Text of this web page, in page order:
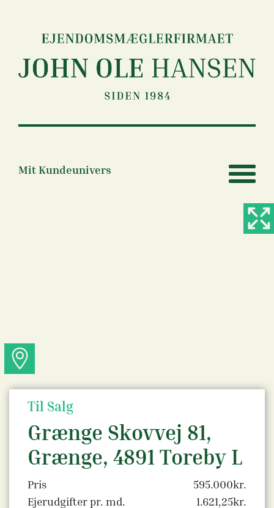
Mit Kundeunivers
Til Salg
Grænge Skovvej 81,
Grænge, 4891 Toreby L
Pris
595.000kr.
Ejerudgifter pr. md.
1.621,25kr.